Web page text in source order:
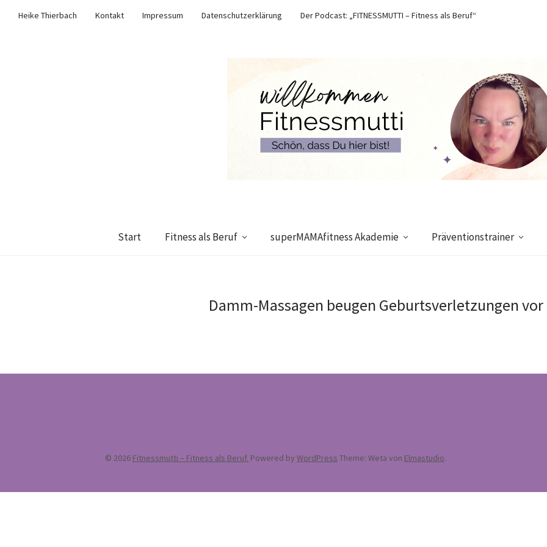
Heike Thierbach Kontakt Impressum Datenschutzerklärung
Der Podcast: „FITNESSMUTTI – Fitness als Beruf“
Start Fitness als Beruf superMAMAfitness Akademie Präventionstrainer
Damm-Massagen beugen Geburtsverletzungen vor
© 2026 Fitnessmutti – Fitness als Beruf. Powered by WordPress Theme: Weta von Elmastudio.